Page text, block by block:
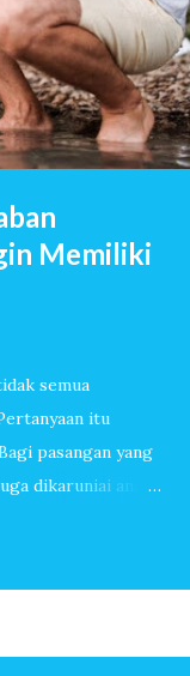
Memiliki
semua
itu
pasangan yang
dikaruniai anak,
canda tawa
sekali alasan
mengapa